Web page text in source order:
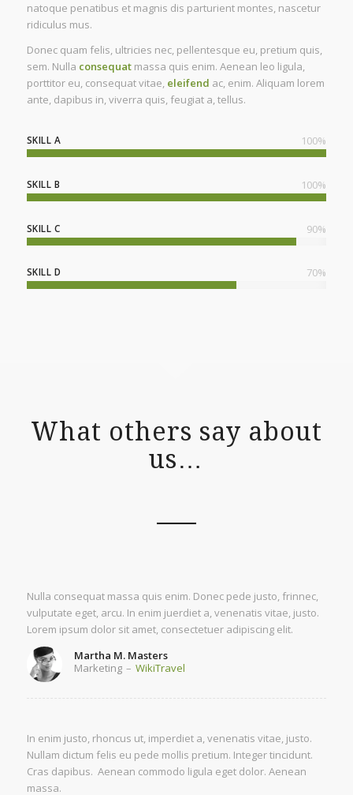
natoque penatibus et magnis dis parturient montes, nascetur
ridiculus mus.
Donec quam felis, ultricies nec, pellentesque eu, pretium quis,
sem. Nulla consequatmassa quis enim. Aenean leo ligula,
porttitor eu, consequat vitae, eleifend ac, enim. Aliquam lorem
ante, dapibus in, viverra quis, feugiat a, tellus.
SKILL A 100%
SKILL B 100%
SKILL C 90%
SKILL D 70%
What others say about
us…
Nulla consequat massa quis enim. Donec pede justo, frinnec,
vulputate eget, arcu. In enim juerdiet a, venenatis vitae, justo.
Lorem ipsum dolor sit amet, consectetuer adipiscing elit.
Martha M. Masters
Marketing – WikiTravel
In enim justo, rhoncus ut, imperdiet a, venenatis vitae, justo.
Nullam dictum felis eu pede mollis pretium. Integer tincidunt.
Cras dapibus. Aenean commodo ligula eget dolor. Aenean
massa.